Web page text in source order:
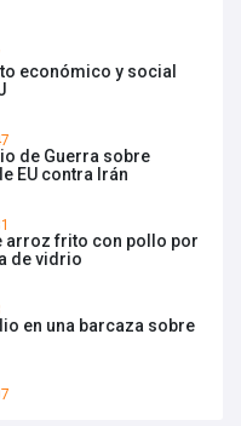
económico y social
de Guerra sobre
EU contra Irán
arroz frito con pollo por
de vidrio
en una barcaza sobre